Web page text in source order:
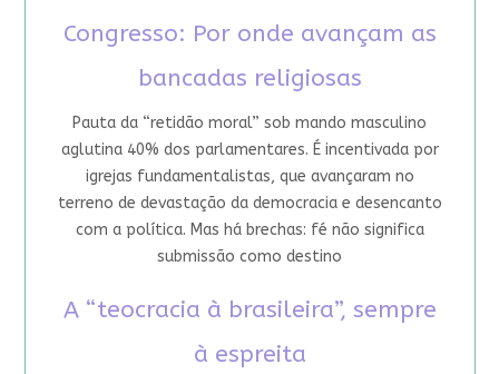
Congresso: Por onde avançam as
bancadas religiosas
Pauta da “retidão moral” sob mando masculino
aglutina 40% dos parlamentares. É incentivada por
igrejas fundamentalistas, que avançaram no
terreno de devastação da democracia e desencanto
com a política. Mas há brechas: fé não significa
submissão como destino
A “teocracia à brasileira”, sempre
à espreita